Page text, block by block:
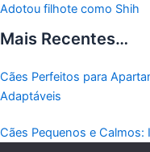
Adotou filhote como Shih
Mais Recentes…
Cães Perfeitos para
Adaptáveis
Cães Pequenos e